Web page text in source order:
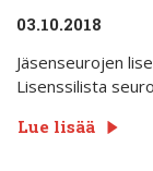
03.10.2018
Jäsenseurojen
Lisenssilista
Lue lisää